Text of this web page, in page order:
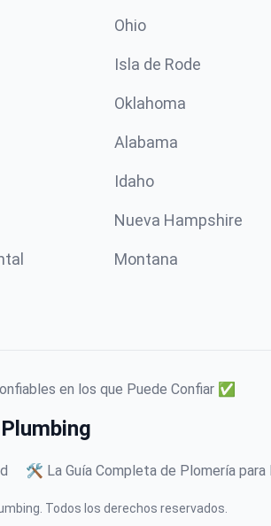
Ohio
Isla de Rode
Oklahoma
Alabama
Idaho
Nueva Hampshire
Montana
en los que Puede Confiar ✅
🛠️ La Guía Completa de Plomería para
Todos los derechos reservados.